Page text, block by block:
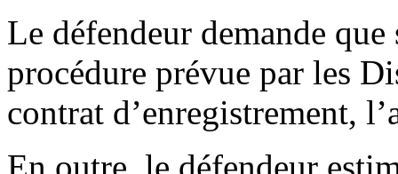
Le défendeur demande
procédure prévue par les
contrat d’enregistrement,